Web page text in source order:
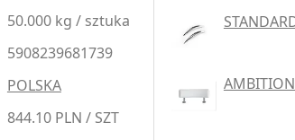
50.000 kg / sztuka
5908239681739
POLSKA
844.10 PLN / SZT